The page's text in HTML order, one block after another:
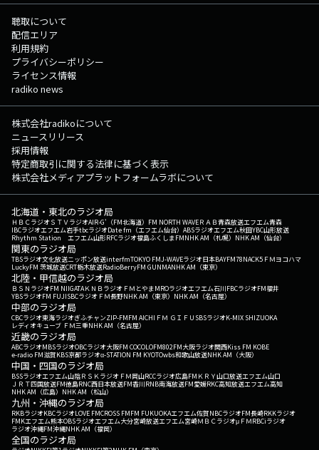
聴取について
配信エリア
利用規約
プライバシーポリシー
ライセンス情報
radiko news
株式会社radikoについて
ニュースリリース
採用情報
特定商取引に関する法律に基づく表示
株式会社メディアプラットフォームラボについて
北海道・東北のラジオ局
ＨＢＣラジオＳＴＶラジオAIR-G'（FM北海道） FM NORTH WAVEＲＡＢ青森放送エフエム青森
IBCラジオエフエム岩手tbcラジオDate fm（エフエム仙台） ABSラジオエフエム秋田YBC山形放送
Rhythm Station エフエム山形RFCラジオ福島ふくしまFMNHK AM（札幌） NHK AM（仙台）
関東のラジオ局
TBSラジオ文化放送ニッポン放送interfmTOKYO FMJ-WAVEラジオ日本BAYFM78NACK5 ＦＭヨコハマ
LuckyFM 茨城放送CRT栃木放送RadioBerryFM GUNMANHK AM（東京）
北陸・甲信越のラジオ局
ＢＳＮラジオFM NIIGATAＫＮＢラジオ ＦＭとやまMROラジオエフエム石川FBCラジオFM福井
YBSラジオFM FUJISBCラジオ ＦＭ長野NHK AM（東京） NHK AM（名古屋）
中部のラジオ局
CBCラジオ東海ラジオぎふチャンZIP-FMFM AICHI ＦＭ ＧＩＦＵ SBSラジオK-MIX SHIZUOKA
レディオキューブ ＦＭ三重NHK AM（名古屋）
近畿のラジオ局
ABCラジオMBSラジオOBCラジオ大阪FM COCOLOFM802FM大阪ラジオ関西Kiss FM KOBE
e-radio FM滋賀KBS京都ラジオα-STATION FM KYOTOwbs和歌山放送NHK AM（大阪）
中国・四国のラジオ局
BSSラジオエフエム山陰ＲＳＫラジオ ＦＭ岡山RCCラジオ広島FM ＫＲＹ山口放送エフエム山口
ＪＲＴ四国放送FM徳島RNC西日本放送FM香川RNB南海放送FM愛媛RKC高知放送エフエム高知
NHK AM（広島） NHK AM（松山）
九州・沖縄のラジオ局
RKBラジオKBCラジオLOVE FMCROSS FMFM FUKUOKAエフエム佐賀NBCラジオFM長崎RKKラジオ
FMKエフエム熊本OBSラジオエフエム大分宮崎放送エフエム宮崎ＭＢＣラジオμＦＭRBCiラジオ
ラジオ沖縄FM沖縄NHK AM（福岡）
全国のラジオ局